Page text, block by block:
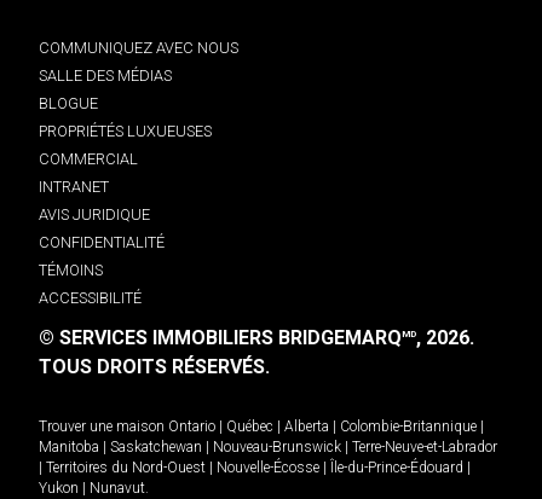
COMMUNIQUEZ AVEC NOUS
SALLE DES MÉDIAS
BLOGUE
PROPRIÉTÉS LUXUEUSES
COMMERCIAL
INTRANET
AVIS JURIDIQUE
CONFIDENTIALITÉ
TÉMOINS
ACCESSIBILITÉ
© SERVICES IMMOBILIERS BRIDGEMARQMD, 2026.
TOUS DROITS RÉSERVÉS.
Trouver une maison Ontario Québec Alberta Colombie-Britannique
Manitoba
Saskatchewan Nouveau-Brunswick
Terre-Neuve-et-Labrador
Territoires du Nord-Ouest Nouvelle-Écosse Île-du-Prince-Édouard
Yukon
Nunavut.